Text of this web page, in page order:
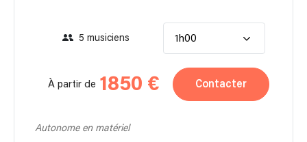
5 musiciens 1h00
À partir de 1850 € Contacter
Autonome en matériel